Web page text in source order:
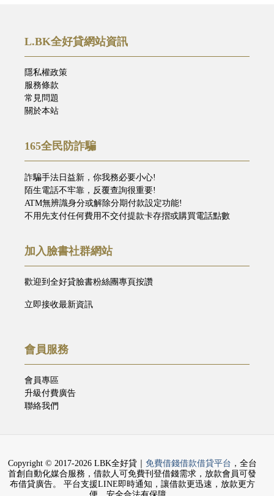
L.BK全好貸網站資訊
隱私權政策
服務條款
常見問題
關於本站
165全民防詐騙
詐騙手法日益新，你我務必要小心!
陌生電話不牢靠，反覆查詢很重要!
ATM無辨識身分或解除分期付款設定功能!
不用先支付任何費用不交付提款卡存摺或購買電話點數
加入臉書社群網站
歡迎到全好貸臉書粉絲團專頁按讚
立即接收最新資訊
會員服務
會員專區
升級付費廣告
聯絡我們
Copyright © 2017-2026 LBK全好貸｜ 免費借錢借款借貸平台 ，全台
首創自動化媒合服務，借款人可免費刊登借錢需求，放款會員可發
布借貸廣告。 平台支援LINE即時通知，讓借款更迅速，放款更方